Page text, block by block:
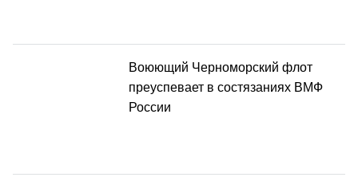
Воюющий Черноморский флот
преуспевает в состязаниях ВМФ
России